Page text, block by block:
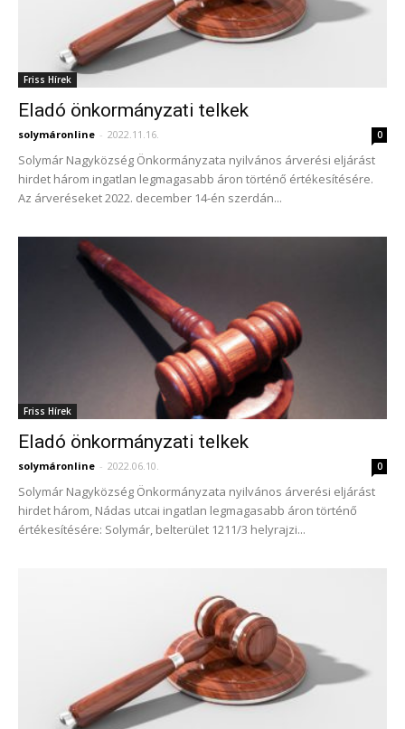
Friss Hírek
Eladó önkormányzati telkek
solymáronline - 2022.11.16. 0
Solymár Nagyközség Önkormányzata nyilvános árverési eljárást
hirdet három ingatlan legmagasabb áron történő értékesítésére.
Az árveréseket 2022. december 14-én szerdán...
Friss Hírek
Eladó önkormányzati telkek
solymáronline - 2022.06.10. 0
Solymár Nagyközség Önkormányzata nyilvános árverési eljárást
hirdet három, Nádas utcai ingatlan legmagasabb áron történő
értékesítésére: Solymár, belterület 1211/3 helyrajzi...